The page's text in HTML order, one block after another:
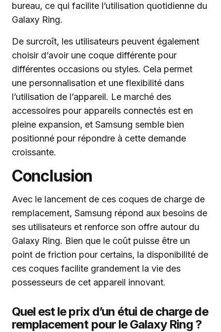
bureau, ce qui facilite l’utilisation quotidienne du
Galaxy Ring.
De surcroît, les utilisateurs peuvent également
choisir d’avoir une coque différente pour
différentes occasions ou styles. Cela permet
une personnalisation et une flexibilité dans
l’utilisation de l’appareil. Le marché des
accessoires pour appareils connectés est en
pleine expansion, et Samsung semble bien
positionné pour répondre à cette demande
croissante.
Conclusion
Avec le lancement de ces coques de charge de
remplacement, Samsung répond aux besoins de
ses utilisateurs et renforce son offre autour du
Galaxy Ring. Bien que le coût puisse être un
point de friction pour certains, la disponibilité de
ces coques facilite grandement la vie des
possesseurs de cet appareil innovant.
Quel est le prix d’un étui de charge de
remplacement pour le Galaxy Ring ?